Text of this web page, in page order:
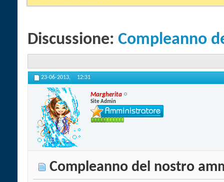
Discussione: Compleanno
23-06-2013, 12:31
Margherita
Site Admin
Compleanno del nostro